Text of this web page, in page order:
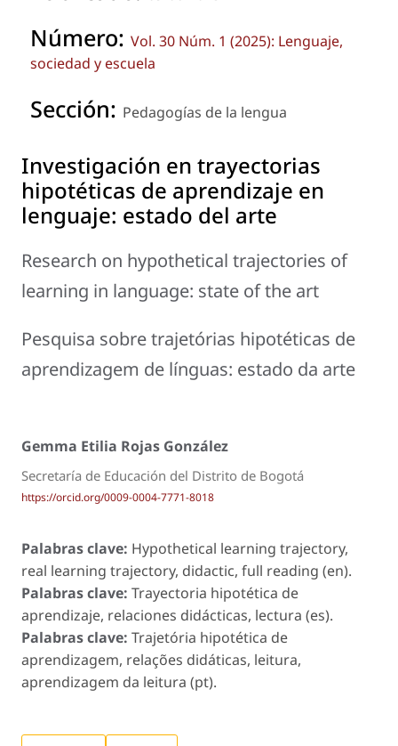
Número: Vol. 30 Núm. 1 (2025): Lenguaje,
sociedad y escuela
Sección: Pedagogías de la lengua
Investigación en trayectorias
hipotéticas de aprendizaje en
lenguaje: estado del arte
Research on hypothetical trajectories of
learning in language: state of the art
Pesquisa sobre trajetórias hipotéticas de
aprendizagem de línguas: estado da arte
Gemma Etilia Rojas González
Secretaría de Educación del Distrito de Bogotá
https://orcid.org/0009-0004-7771-8018
Palabras clave: Hypothetical learning trajectory,
real learning trajectory, didactic, full reading (en).
Palabras clave: Trayectoria hipotética de
aprendizaje, relaciones didácticas, lectura (es).
Palabras clave: Trajetória hipotética de
aprendizagem, relações didáticas, leitura,
aprendizagem da leitura (pt).